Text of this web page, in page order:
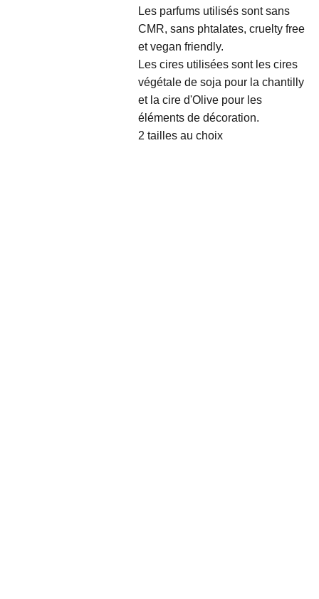
Les parfums utilisés sont sans
CMR, sans phtalates, cruelty free
et vegan friendly.
Les cires utilisées sont les cires
végétale de soja pour la chantilly
et la cire d'Olive pour les
éléments de décoration.
2 tailles au choix